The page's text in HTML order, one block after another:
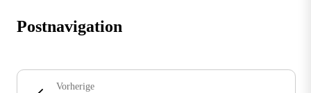
Postnavigation
Vorherige